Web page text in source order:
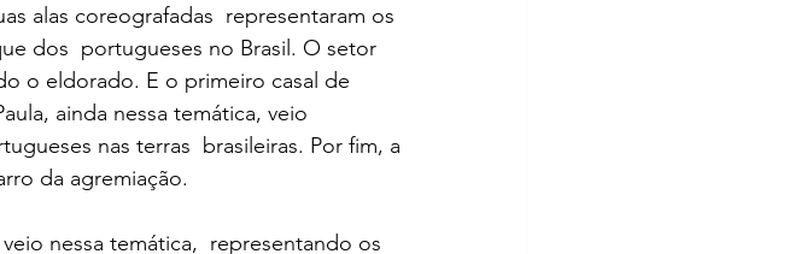
alas coreografadas  representaram os
dos  portugueses no Brasil. O setor
o eldorado. E o primeiro casal de
ainda nessa temática, veio
nas terras  brasileiras. Por fim, a
da agremiação.
nessa temática,  representando os